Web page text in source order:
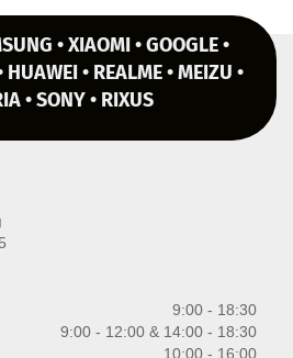
• XIAOMI • GOOGLE •
HUAWEI • REALME • MEIZU •
• SONY • RIXUS
9:00 - 18:30
9:00 - 12:00 & 14:00 - 18:30
10:00 - 16:00